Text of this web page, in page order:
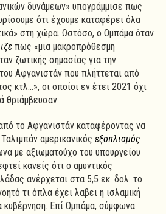
δυνάμεων» υπογράμμισε πως
ότι έχουμε καταφέρει όλα
στη χώρα. Ωστόσο, ο Ομπάμα όταν
πως «μια μακροπρόθεσμη
ζωτικής σημασίας για την
Αφγανιστάν που πλήττεται από
κτλ…», οι οποίοι εν έτει 2021 όχι
θριάμβευσαν.
το Αφγανιστάν καταφέροντας να
αμερικανικός εξοπλισμός
με αξιωματούχο του υπουργείου
κανείς ότι ο αμυντικός
ανέρχεται στα 5,5 εκ. δολ. το
τι όπλα έχει λαβει η ισλαμική
κυβέρνηση. Επί Ομπάμα, σύμφωνα